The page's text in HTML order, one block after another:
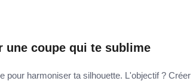
une coupe qui te sublime
pour harmoniser ta silhouette. L'objectif ? Créer